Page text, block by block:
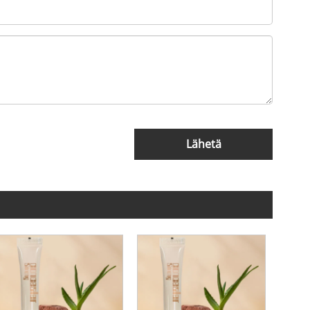
Lähetä